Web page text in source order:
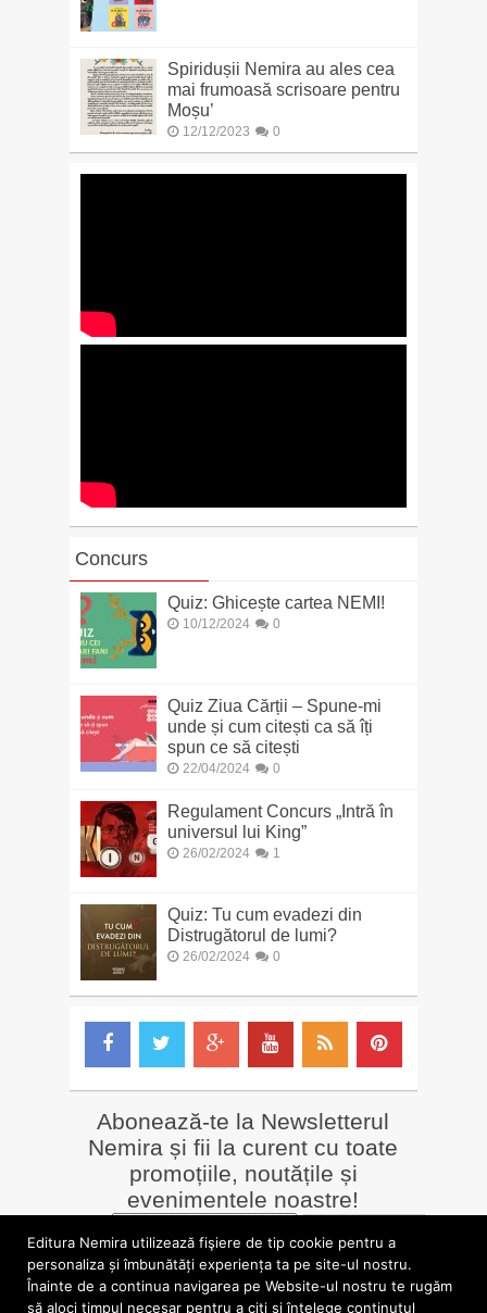
Spiridușii Nemira au ales cea
mai frumoasă scrisoare pentru
Moșu’
12/12/2023 0
Concurs
Quiz: Ghicește cartea NEMI!
10/12/2024 0
Quiz Ziua Cărții – Spune-mi
unde și cum citești ca să îți
spun ce să citești
22/04/2024 0
Regulament Concurs „Intră în
universul lui King”
26/02/2024 1
Quiz: Tu cum evadezi din
Distrugătorul de lumi?
26/02/2024 0
Abonează-te la Newsletterul
Nemira și fii la curent cu toate
promoțiile, noutățile și
evenimentele noastre!
LIBRĂRII online
Alte siteuri
Editura Nemira utilizează fişiere de tip cookie pentru a
personaliza și îmbunătăți experiența ta pe site-ul nostru.
Înainte de a continua navigarea pe Website-ul nostru te rugăm
să aloci timpul necesar pentru a citi și înțelege conținutul